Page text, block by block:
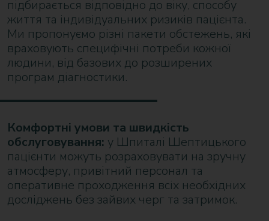
підбирається відповідно до віку, способу
життя та індивідуальних ризиків пацієнта.
Ми пропонуємо різні пакети обстежень, які
враховують специфічні потреби кожної
людини, від базових до розширених
програм діагностики.
Комфортні умови та швидкість
обслуговування: у Шпиталі Шептицького
пацієнти можуть розраховувати на зручну
атмосферу, привітний персонал та
оперативне проходження всіх необхідних
досліджень без зайвих черг та затримок.